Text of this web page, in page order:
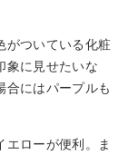
がついている化粧
象に見せたいな
合にはパープルも
エローが便利。ま